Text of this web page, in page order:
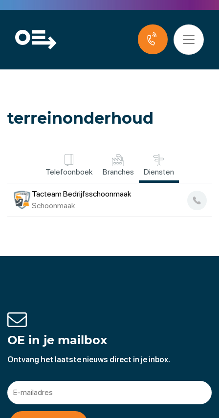
terreinonderhoud
Telefoonboek Branches Diensten
Tacteam Bedrijfsschoonmaak
Schoonmaak
OE in je mailbox
Ontvang het laatste nieuws direct in je inbox.